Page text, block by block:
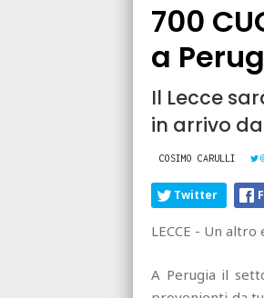
700
a
Il Lecce
in arrivo
COSIMO CARULLI
Twitter
LECCE - Un
A Perugia il